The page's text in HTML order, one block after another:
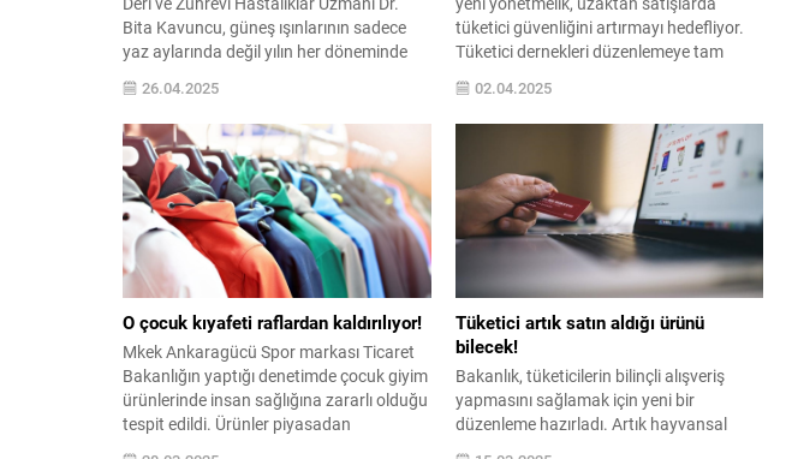
Bita Kavuncu, güneş ışınlarının sadece
yaz aylarında değil yılın her döneminde
cilt üzerinde olumsuz etkiler
yaratabileceğini vurguladı. Kavuncu,
sağlıklı bir cilt için her mevsimde düzenli
güneş koruyucu kullanımının önemine
dikkat çekti.
26.04.2025
tüketici güvenliğini artırmayı hedefliyor.
Tüketici dernekleri düzenlemeye tam
destek verirken, sıkı denetim ve caydırıcı
yaptırımlar talep ediyor.
02.04.2025
O çocuk kıyafeti raflardan kaldırılıyor!
Mkek Ankaragücü Spor markası Ticaret
Bakanlığın yaptığı denetimde çocuk giyim
ürünlerinde insan sağlığına zararlı olduğu
tespit edildi. Ürünler piyasadan
Tüketici artık satın aldığı ürünü
bilecek!
Bakanlık, tüketicilerin bilinçli alışveriş
yapmasını sağlamak için yeni bir
düzenleme hazırladı. Artık hayvansal